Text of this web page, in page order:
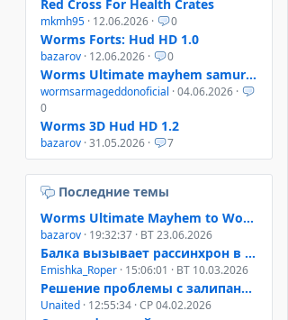
Red Cross For Health Crates
mkmh95 · 12.06.2026 · 0
Worms Forts: Hud HD 1.0
bazarov · 12.06.2026 · 0
Worms Ultimate mayhem samurai helmet
wormsarmageddonoficial · 04.06.2026 ·
0
Worms 3D Hud HD 1.2
bazarov · 31.05.2026 · 7
Последние темы
Worms Ultimate Mayhem to Worms 4 Mayhem
bazarov · 19:32:37 · ВТ 23.06.2026
Балка вызывает рассинхрон в онлайне W3D, W4M, WUM
Emishka_Roper · 15:06:01 · ВТ 10.03.2026
Решение проблемы с залипанием клавиш при свернутом окне
Unaited · 12:55:34 · СР 04.02.2026